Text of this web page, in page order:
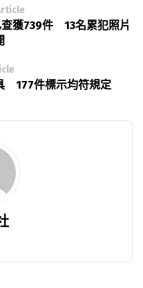
獲739件 13名累犯照片
177件標示均符規定